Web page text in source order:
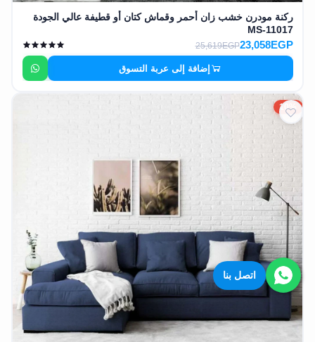
اتصل بنا
ركنة مودرن خشب زان أحمر وقماش كتان أو قطيفة عالي الجودة
MS-11017
23,058EGP
25,619EGP
إضافة إلى عربة التسوق
10%